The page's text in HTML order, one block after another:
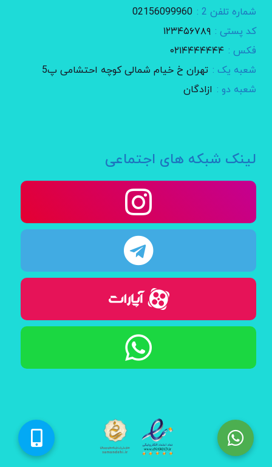
شماره تلفن 2 :
02156099960
کد پستی : ۱۲۳۴۵۶۷۸۹
فکس : ۰۲۱۴۴۴۴۴۴۴
شعبه یک : تهران خ خیام شمالی کوچه احتشامی پ5
شعبه دو : ازادگان
لینک شبکه های اجتماعی